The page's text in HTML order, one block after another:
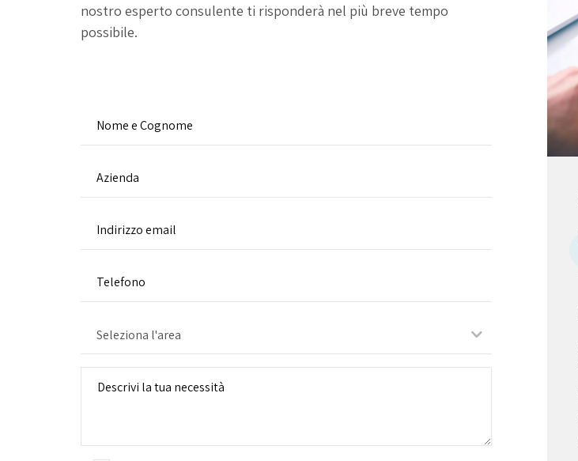
nostro esperto consulente ti risponderà nel più breve tempo
possibile.
Seleziona l'area